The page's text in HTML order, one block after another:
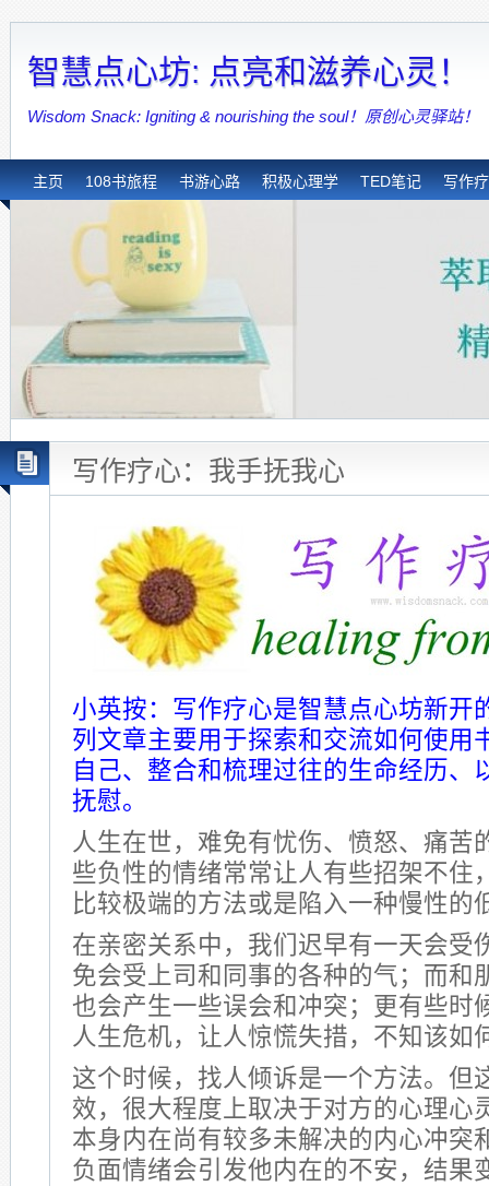
智慧点心坊: 点亮和滋养心灵！
Wisdom Snack: Igniting & nourishing the soul！原创心灵驿站！
主页 108书旅程 书游心路 积极心理学 TED笔记 写作
写作疗心：我手抚我心
小英按：写作疗心是智慧点心坊新开
列文章主要用于探索和交流如何使用
自己、整合和梳理过往的生命经历、
抚慰。
人生在世，难免有忧伤、愤怒、痛苦
些负性的情绪常常让人有些招架不住
比较极端的方法或是陷入一种慢性的
在亲密关系中，我们迟早有一天会受
免会受上司和同事的各种的气；而和
也会产生一些误会和冲突；更有些时
人生危机，让人惊慌失措，不知该如
这个时候，找人倾诉是一个方法。但
效，很大程度上取决于对方的心理心
本身内在尚有较多未解决的内心冲突
负面情绪会引发他内在的不安，结果